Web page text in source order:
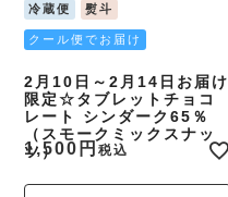
冷蔵便 熨斗
クール便でお届け
2月10日～2月14日お届け
限定☆タブレットチョコ
レート シンダーク65％
（スモークミックスナッ
ツ）
1,500 税込